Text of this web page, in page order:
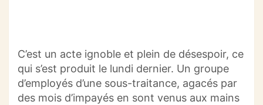
C’est un acte ignoble et plein de désespoir, ce
qui s’est produit le lundi dernier. Un groupe
d’employés d’une sous-traitance, agacés par
des mois d’impayés en sont venus aux mains